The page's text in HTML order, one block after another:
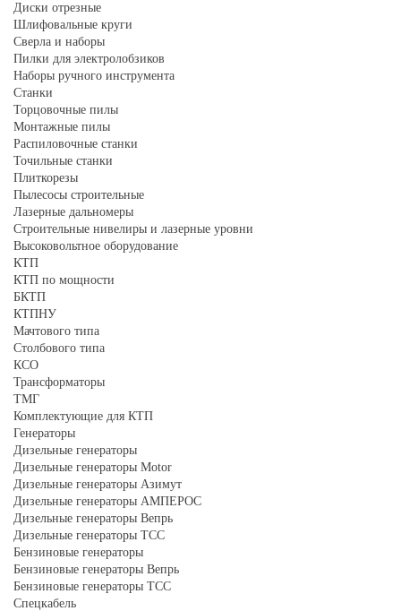
Диски отрезные
Шлифовальные круги
Сверла и наборы
Пилки для электролобзиков
Наборы ручного инструмента
Станки
Торцовочные пилы
Монтажные пилы
Распиловочные станки
Точильные станки
Плиткорезы
Пылесосы строительные
Лазерные дальномеры
Строительные нивелиры и лазерные уровни
Высоковольтное оборудование
КТП
КТП по мощности
БКТП
КТПНУ
Мачтового типа
Столбового типа
КСО
Трансформаторы
ТМГ
Комплектующие для КТП
Генераторы
Дизельные генераторы
Дизельные генераторы Motor
Дизельные генераторы Азимут
Дизельные генераторы АМПЕРОС
Дизельные генераторы Вепрь
Дизельные генераторы ТСС
Бензиновые генераторы
Бензиновые генераторы Вепрь
Бензиновые генераторы ТСС
Спецкабель